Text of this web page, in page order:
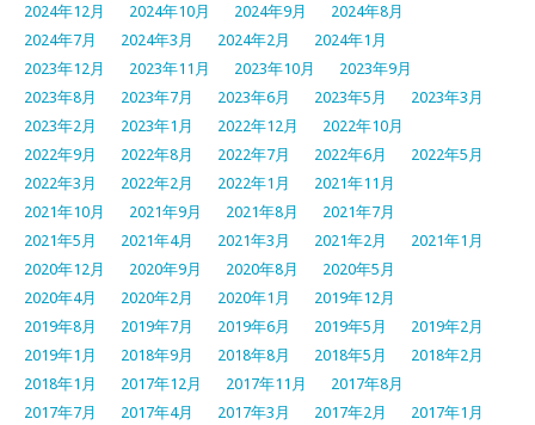
2024年12月
2024年10月 2024年9月
2024年8月
2024年7月
2024年3月 2024年2月
2024年1月
2023年12月
2023年11月 2023年10月
2023年9月
2023年8月
2023年7月 2023年6月 2023年5月
2023年3月
2023年2月
2023年1月 2022年12月
2022年10月
2022年9月
2022年8月 2022年7月 2022年6月
2022年5月
2022年3月
2022年2月 2022年1月
2021年11月
2021年10月
2021年9月 2021年8月
2021年7月
2021年5月
2021年4月 2021年3月 2021年2月
2021年1月
2020年12月
2020年9月 2020年8月
2020年5月
2020年4月
2020年2月 2020年1月
2019年12月
2019年8月
2019年7月 2019年6月 2019年5月
2019年2月
2019年1月
2018年9月 2018年8月 2018年5月
2018年2月
2018年1月
2017年12月 2017年11月
2017年8月
2017年7月
2017年4月 2017年3月 2017年2月 2017年1月